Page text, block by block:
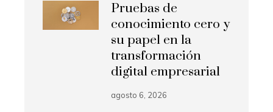
Pruebas de
conocimiento cero y
su papel en la
transformación
digital empresarial
agosto 6, 2026